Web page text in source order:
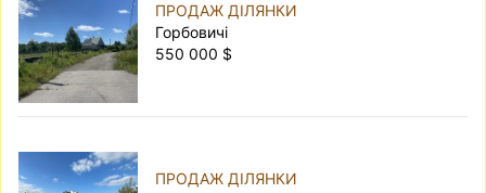
ПРОДАЖ ДІЛЯНКИ
Горбовичі
550 000 $
ПРОДАЖ ДІЛЯНКИ